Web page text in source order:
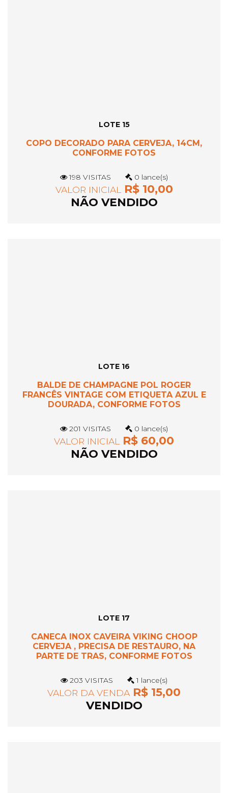
LOTE 15
COPO DECORADO PARA CERVEJA, 14CM,
CONFORME FOTOS
198 VISITAS 0 lance(s)
VALOR INICIAL R$ 10,00
NÃO VENDIDO
LOTE 16
BALDE DE CHAMPAGNE POL ROGER
FRANCÊS VINTAGE COM ETIQUETA AZUL E
DOURADA, CONFORME FOTOS
201 VISITAS 0 lance(s)
VALOR INICIAL
R$ 60,00
NÃO VENDIDO
LOTE 17
CANECA INOX CAVEIRA VIKING CHOOP
CERVEJA , PRECISA DE RESTAURO, NA
PARTE DE TRAS, CONFORME FOTOS
203 VISITAS 1 lance(s)
VALOR DA VENDA R$ 15,00
VENDIDO